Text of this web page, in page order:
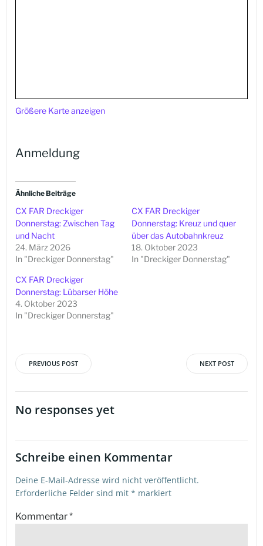
Größere Karte anzeigen
Anmeldung
Ähnliche Beiträge
CX FAR Dreckiger
Donnerstag: Zwischen Tag
und Nacht
24. März 2026
In "Dreckiger Donnerstag"
CX FAR Dreckiger
Donnerstag: Kreuz und quer
über das Autobahnkreuz
18. Oktober 2023
In "Dreckiger Donnerstag"
CX FAR Dreckiger
Donnerstag: Lübarser Höhe
4. Oktober 2023
In "Dreckiger Donnerstag"
Beitragsnavigation
PREVIOUS POST NEXT POST
No responses yet
Schreibe einen Kommentar
Deine E-Mail-Adresse wird nicht veröffentlicht.
Erforderliche Felder sind mit * markiert
Kommentar*